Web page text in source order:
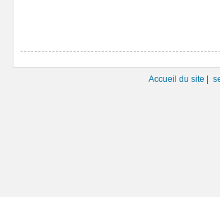
Accueil du site